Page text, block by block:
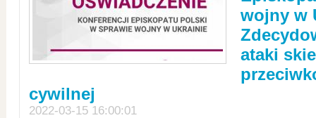
wojny w
ataki
cywilnej
2022-03-15 16:00:01